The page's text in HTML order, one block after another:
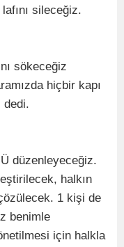
sileceğiz.
sökeceğiz
hiçbir kapı
dedi.
düzenleyeceğiz.
halkın
1 kişi de
benimle
için halkla